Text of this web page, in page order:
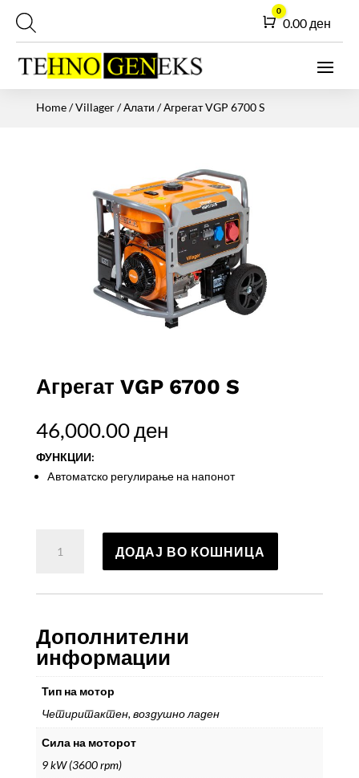
Cart
0
0.00 ден
Home/Villager/Алати / Агрегат VGP 6700 S
Агрегат VGP 6700 S
46,000.00ден
ФУНКЦИИ:
Aвтоматско регулирање на напонот
S
ДОДАЈ ВО КОШНИЦА
Дополнителни
информации
Тип на мотор
Четиритактен, воздушно ладен
Сила на моторот
9 kW (3600 rpm)